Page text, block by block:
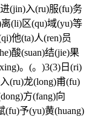
(jin)入(ru)服(fu)务
(li)区(qu)域(yu)等
他(ta)人(ren)员
酸(suan)结(jie)果
。(。)3(3)日(ri)
(ru)龙(long)甫(fu)
方(fang)向
(fu)予(yu)黄(huang)